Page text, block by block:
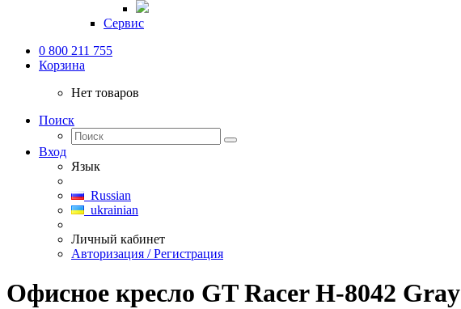
Сервис
0 800 211 755
Корзина
Нет товаров
Поиск
Вход
Язык
Russian
ukrainian
Личный кабинет
Авторизация / Регистрация
Офисное кресло GT Racer H-8042 Gray